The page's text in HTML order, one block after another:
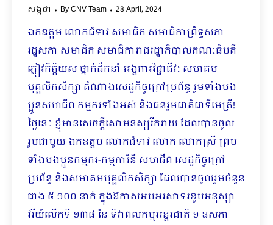
សង្កថា ByCNV Team 28 April, 2024
ឯកឧត្តម លោកជំទាវ សមាជិក សមាជិកាព្រឹទ្ធសភា
រដ្ឋសភា សមាជិក សមាជិការាជរដ្ឋាភិបាលគណៈធិបតី
ភ្ញៀវកិត្តិយស ថ្នាក់ដឹកនាំ អង្គការវិជ្ជាជីវៈ សមាគម
បុគ្គលិកសិក្សា តំណាងសេដ្ឋកិច្ចក្រៅប្រព័ន្ធ រួមទាំងបង
ប្អូនសហជីព កម្មករទាំងអស់ និងជនរួមជាតិជាទីមេត្រី!
ថ្ងៃនេះ ខ្ញុំមានសេចក្តីសោមនស្សរីករាយ​ ដែលបានចូល
រួមជា​មួ​យ​​ ឯកឧត្ដម លោកជំទាវ លោក លោកស្រី ព្រម
ទាំងបងប្អូនកម្មករ-កម្មការិនី សហជីព សេដ្ឋកិច្ចក្រៅ
ប្រព័ន្ធ និងសមាគមបុគ្គលិកសិក្សា ដែលបានចូលរួមចំនួន
ជាង ៥ ១០០ នាក់ ក្នុងឱកាសអបអរសាទរខួប​អនុស្សា​
វរីយ៍​លើកទី ១៣៨ នៃ ទិវាពលកម្មអន្ដរជាតិ ១ ឧសភា